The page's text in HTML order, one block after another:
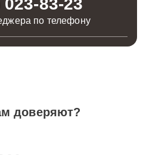
023-83-23
по телефону
доверяют?